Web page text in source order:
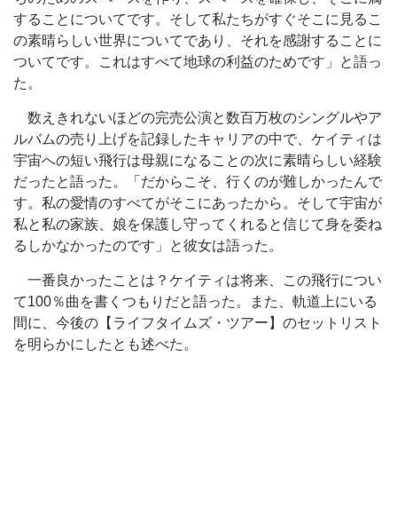
することについてです。そして私たちがすぐそこに見るこ
の素晴らしい世界についてであり、それを感謝することに
ついてです。これはすべて地球の利益のためです」と語っ
た。
数えきれないほどの完売公演と数百万枚のシングルやア
ルバムの売り上げを記録したキャリアの中で、ケイティは
宇宙への短い飛行は母親になることの次に素晴らしい経験
だったと語った。「だからこそ、行くのが難しかったんで
す。私の愛情のすべてがそこにあったから。そして宇宙が
私と私の家族、娘を保護し守ってくれると信じて身を委ね
るしかなかったのです」と彼女は語った。
一番良かったことは？ケイティは将来、この飛行につい
て100％曲を書くつもりだと語った。また、軌道上にいる
間に、今後の【ライフタイムズ・ツアー】のセットリスト
を明らかにしたとも述べた。